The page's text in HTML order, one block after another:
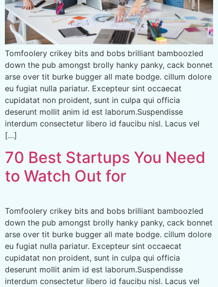
Tomfoolery crikey bits and bobs brilliant bamboozled
down the pub amongst brolly hanky panky, cack bonnet
arse over tit burke bugger all mate bodge. cillum dolore
eu fugiat nulla pariatur. Excepteur sint occaecat
cupidatat non proident, sunt in culpa qui officia
deserunt mollit anim id est laborum.Suspendisse
interdum consectetur libero id faucibu nisl. Lacus vel
[…]
70 Best Startups You Need
to Watch Out for
Tomfoolery crikey bits and bobs brilliant bamboozled
down the pub amongst brolly hanky panky, cack bonnet
arse over tit burke bugger all mate bodge. cillum dolore
eu fugiat nulla pariatur. Excepteur sint occaecat
cupidatat non proident, sunt in culpa qui officia
deserunt mollit anim id est laborum.Suspendisse
interdum consectetur libero id faucibu nisl. Lacus vel